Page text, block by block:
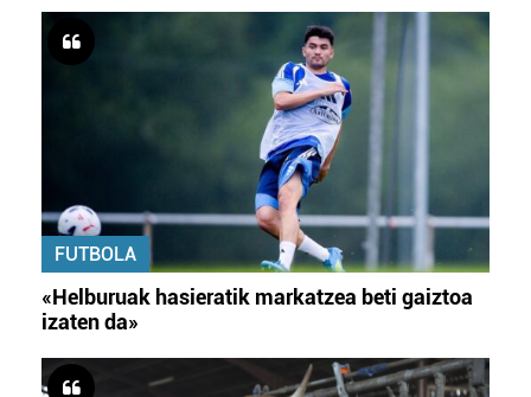
FUTBOLA
«Helburuak hasieratik markatzea beti gaiztoa
izaten da»